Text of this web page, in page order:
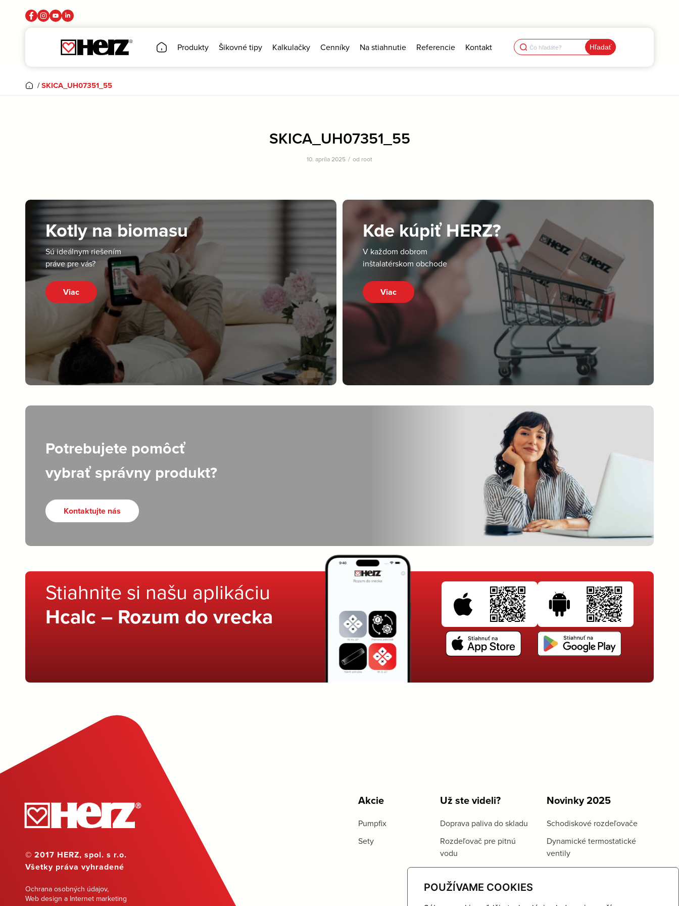
POUŽÍVAME COOKIES
Produkty Šikovné tipy Kalkulačky Cenníky Na stiahnutie Referencie Kontakt Search
for:
/SKICA_UH07351_55
SKICA_UH07351_55
10. apríla 2025 / od root
Kotly na biomasu
Sú ideálnym riešením
práve pre vás?
Viac
Kde kúpiť HERZ?
V každom dobrom
inštalatérskom obchode
Viac
Potrebujete pomôcť
vybrať správny produkt?
Kontaktujte nás
Stiahnite si našu aplikáciu
Hcalc – Rozum do vrecka
© 2017 HERZ, spol. s r.o.
Všetky práva vyhradené
Ochrana osobných údajov,
Web design a Internet marketing
Akcie
Pumpfix
Sety
Už ste videli?
Doprava paliva do skladu
Rozdeľovač pre pitnú
vodu
Novinky 2025
Schodiskové rozdeľovače
Dynamické termostatické
ventily